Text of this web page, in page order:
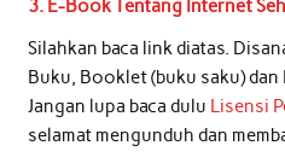
3. E-Book Tentang Internet
Silahkan baca link diatas.
Buku, Booklet (buku saku)
Jangan lupa baca dulu Lisensi
selamat mengunduh dan